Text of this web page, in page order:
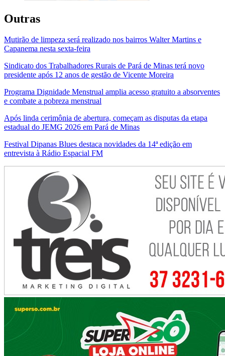
Outras
Mutirão de limpeza será realizado nos bairros Walter Martins e
Capanema nesta sexta-feira
Sindicato dos Trabalhadores Rurais de Pará de Minas terá novo
presidente após 12 anos de gestão de Vicente Moreira
Programa Dignidade Menstrual amplia acesso gratuito a absorventes
e combate a pobreza menstrual
Após linda cerimônia de abertura, começam as disputas da etapa
estadual do JEMG 2026 em Pará de Minas
Festival Dipanas Blues destaca novidades da 14ª edição em
entrevista à Rádio Espacial FM